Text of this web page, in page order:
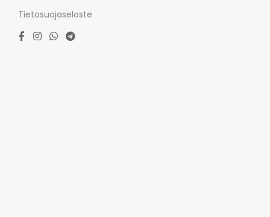
Tietosuojaseloste